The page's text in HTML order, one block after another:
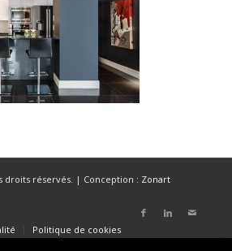
droits réservés. | Conception : Zonart
Politique de cookies